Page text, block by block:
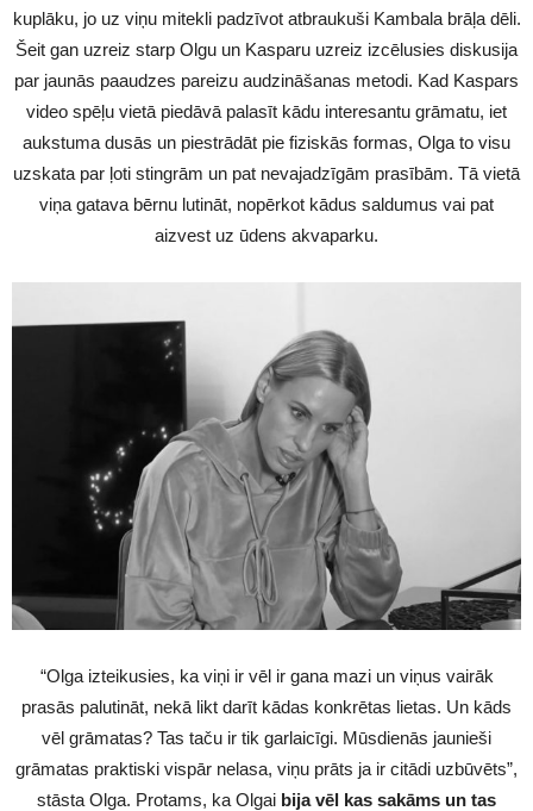
kuplāku, jo uz viņu mitekli padzīvot atbraukuši Kambala brāļa dēli.
Šeit gan uzreiz starp Olgu un Kasparu uzreiz izcēlusies diskusija
par jaunās paaudzes pareizu audzināšanas metodi. Kad Kaspars
video spēļu vietā piedāvā palasīt kādu interesantu grāmatu, iet
aukstuma dusās un piestrādāt pie fiziskās formas, Olga to visu
uzskata par ļoti stingrām un pat nevajadzīgām prasībām. Tā vietā
viņa gatava bērnu lutināt, nopērkot kādus saldumus vai pat
aizvest uz ūdens akvaparku.
“Olga izteikusies, ka viņi ir vēl ir gana mazi un viņus vairāk
prasās palutināt, nekā likt darīt kādas konkrētas lietas. Un kāds
vēl grāmatas? Tas taču ir tik garlaicīgi. Mūsdienās jaunieši
grāmatas praktiski vispār nelasa, viņu prāts ja ir citādi uzbūvēts”,
stāsta Olga. Protams, ka Olgai bija vēl kas sakāms un tas